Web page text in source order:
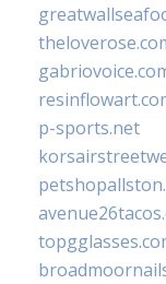
p-sports.net